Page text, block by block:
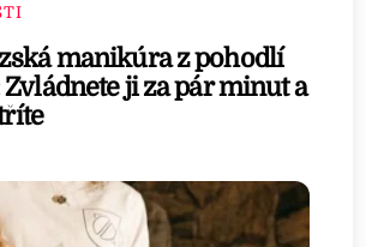
manikúra z pohodlí
ji za pár minut a